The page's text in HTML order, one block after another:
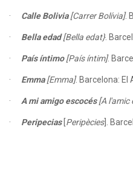
Calle Bolivia[Carrer Bolívia].
Bella edad[Bella edat}.
País íntimo[País íntim].
Emma[Emma]. Barcelona: El
A mi amigo escocés[A l'amic
Peripecias Peripècies].